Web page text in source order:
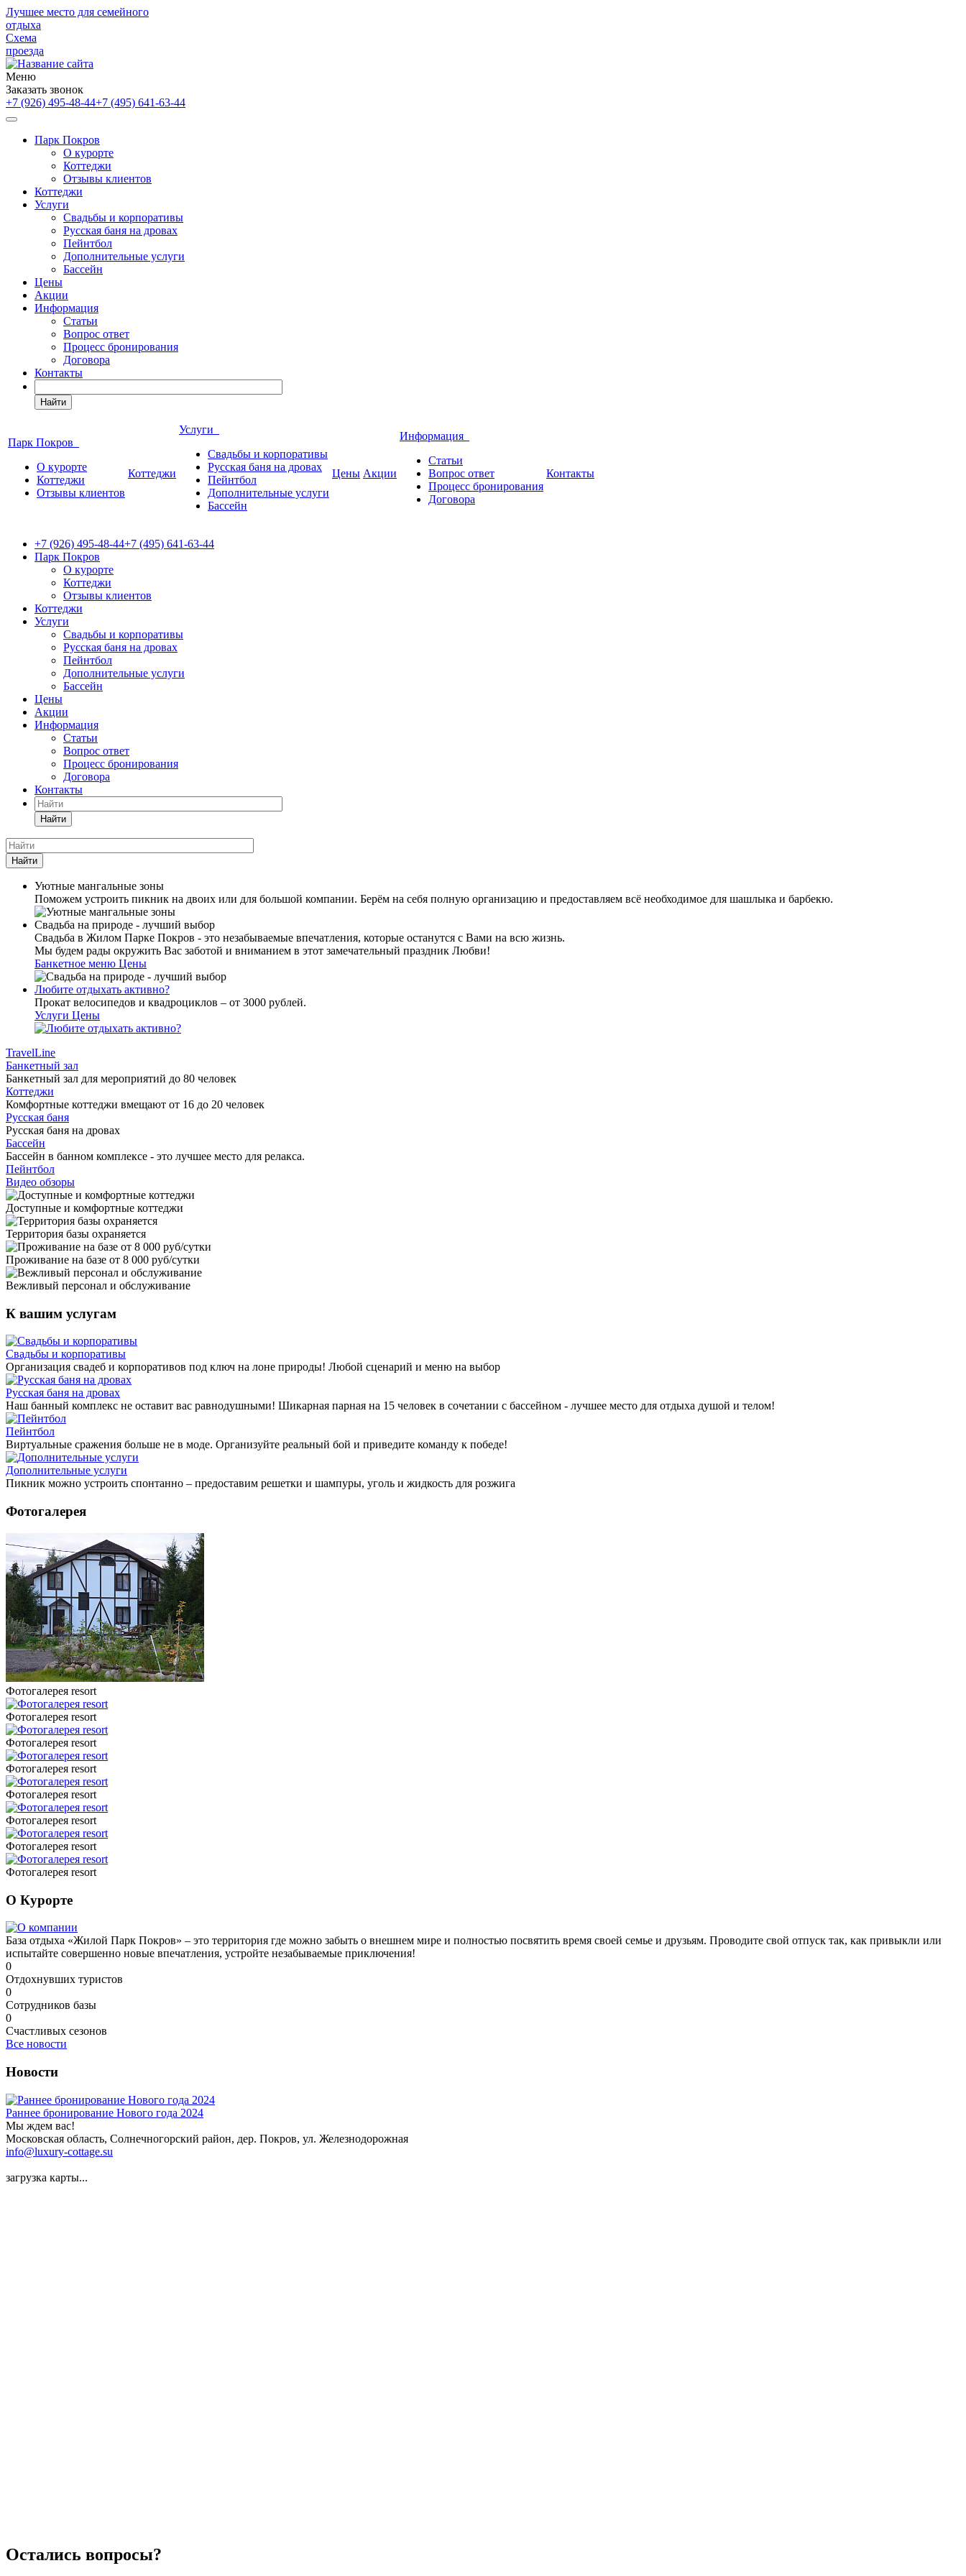
Лучшее место для семейного
отдыха
Схема
проезда
Меню
Заказать звонок
+7 (926) 495-48-44+7 (495) 641-63-44
Парк Покров
О курорте
Коттеджи
Отзывы клиентов
Коттеджи
Услуги
Свадьбы и корпоративы
Русская баня на дровах
Пейнтбол
Дополнительные услуги
Бассейн
Цены
Акции
Информация
Статьи
Вопрос ответ
Процесс бронирования
Договора
Контакты
Найти
Парк Покров
О курорте
Коттеджи
Отзывы клиентов
Коттеджи
Услуги
Свадьбы и корпоративы
Русская баня на дровах
Пейнтбол
Дополнительные услуги
Бассейн
Цены Акции
Информация
Статьи
Вопрос ответ
Процесс бронирования
Договора
Контакты
+7 (926) 495-48-44+7 (495) 641-63-44
Парк Покров
О курорте
Коттеджи
Отзывы клиентов
Коттеджи
Услуги
Свадьбы и корпоративы
Русская баня на дровах
Пейнтбол
Дополнительные услуги
Бассейн
Цены
Акции
Информация
Статьи
Вопрос ответ
Процесс бронирования
Договора
Контакты
Найти
Найти
Уютные мангальные зоны
Поможем устроить пикник на двоих или для большой компании. Берём на себя полную организацию и предоставляем всё необходимое для шашлыка и барбекю.
Свадьба на природе - лучший выбор
Свадьба в Жилом Парке Покров - это незабываемые впечатления, которые останутся с Вами на всю жизнь.
Мы будем рады окружить Вас заботой и вниманием в этот замечательный праздник Любви!
Банкетное меню Цены
Любите отдыхать активно?
Прокат велосипедов и квадроциклов – от 3000 рублей.
Услуги Цены
TravelLine
Банкетный зал
Банкетный зал для мероприятий до 80 человек
Коттеджи
Комфортные коттеджи вмещают от 16 до 20 человек
Русская баня
Русская баня на дровах
Бассейн
Бассейн в банном комплексе - это лучшее место для релакса.
Пейнтбол
Видео обзоры
Доступные и комфортные коттеджи
Территория базы охраняется
Проживание на базе от 8 000 руб/сутки
Вежливый персонал и обслуживание
К вашим услугам
Свадьбы и корпоративы
Организация свадеб и корпоративов под ключ на лоне природы! Любой сценарий и меню на выбор
Русская баня на дровах
Наш банный комплекс не оставит вас равнодушными! Шикарная парная на 15 человек в сочетании с бассейном - лучшее место для отдыха душой и телом!
Пейнтбол
Виртуальные сражения больше не в моде. Организуйте реальный бой и приведите команду к победе!
Дополнительные услуги
Пикник можно устроить спонтанно – предоставим решетки и шампуры, уголь и жидкость для розжига
Фотогалерея
Фотогалерея resort
Фотогалерея resort
Фотогалерея resort
Фотогалерея resort
Фотогалерея resort
Фотогалерея resort
Фотогалерея resort
Фотогалерея resort
О Курорте
База отдыха «Жилой Парк Покров» – это территория где можно забыть о внешнем мире и полностью посвятить время своей семье и друзьям. Проводите свой отпуск так, как привыкли или
испытайте совершенно новые впечатления, устройте незабываемые приключения!
0
Отдохнувших туристов
0
Сотрудников базы
0
Счастливых сезонов
Все новости
Новости
Раннее бронирование Нового года 2024
Мы ждем вас!
Московская область, Солнечногорский район, дер. Покров, ул. Железнодорожная
info@luxury-cottage.su
загрузка карты...
Остались вопросы?